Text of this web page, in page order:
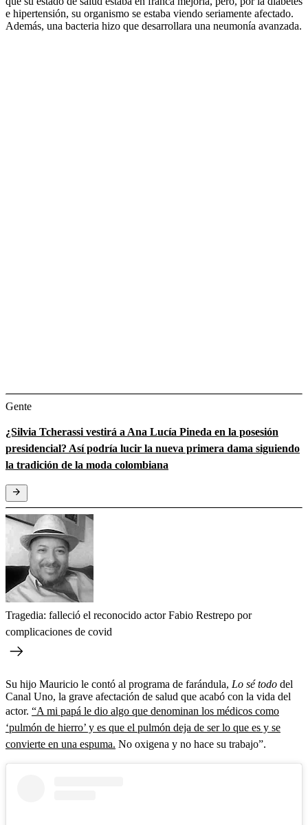
e hipertensión, su organismo se estaba viendo seriamente afectado.
Además, una bacteria hizo que desarrollara una neumonía avanzada.
Gente
¿Silvia Tcherassi vestirá a Ana Lucía Pineda en la posesión
presidencial? Así podría lucir la nueva primera dama siguiendo
la tradición de la moda colombiana
Tragedia: falleció el reconocido actor Fabio Restrepo por
complicaciones de covid
Su hijo Mauricio le contó al programa de farándula, Lo sé todo del
Canal Uno, la grave afectación de salud que acabó con la vida del
actor. “A mi papá le dio algo que denominan los médicos como
‘pulmón de hierro’ y es que el pulmón deja de ser lo que es y se
convierte en una espuma. No oxigena y no hace su trabajo”.